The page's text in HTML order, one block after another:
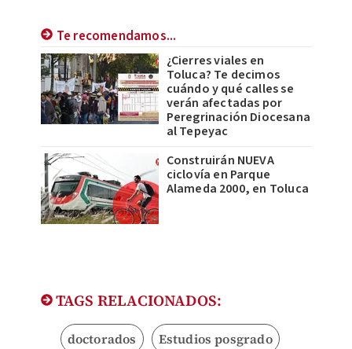
Te recomendamos...
¿Cierres viales en
Toluca? Te decimos
cuándo y qué calles se
verán afectadas por
Peregrinación Diocesana
al Tepeyac
Construirán NUEVA
ciclovía en Parque
Alameda 2000, en Toluca
TAGS RELACIONADOS:
doctorados Estudios posgrado